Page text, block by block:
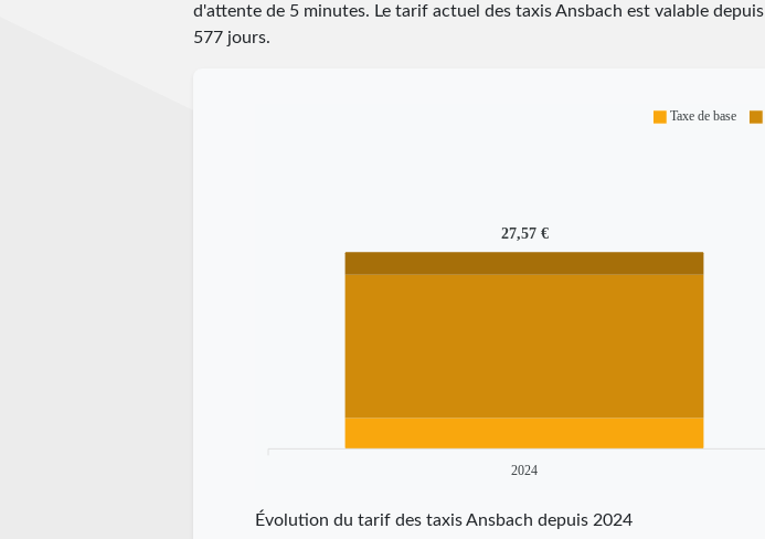
d'attente de 5 minutes. Le tarif actuel des taxis Ansbach est valable depuis
577jours.
27,57 €
2024
Taxe de base
Évolution du tarif des taxis Ansbach depuis 2024